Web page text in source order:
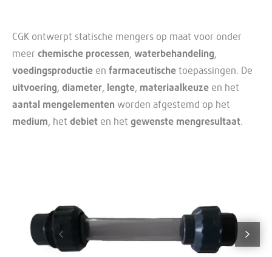
CGK ontwerpt statische mengers op maat voor onder
meer chemische processen, waterbehandeling,
voedingsproductie en farmaceutischetoepassingen. De
uitvoering, diameter, lengte, materiaalkeuze en het
aantal mengelementen worden afgestemd op het
medium, het debiet en het gewenste mengresultaat.
Vorige